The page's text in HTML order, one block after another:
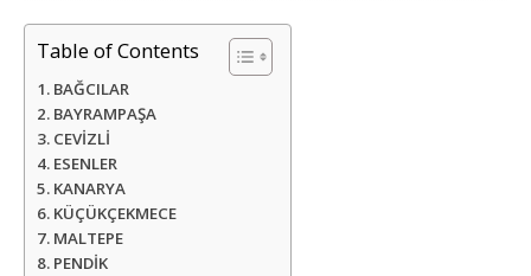
Table of Contents
BAĞCILAR
BAYRAMPAŞA
CEVİZLİ
ESENLER
KANARYA
KÜÇÜKÇEKMECE
MALTEPE
PENDİK